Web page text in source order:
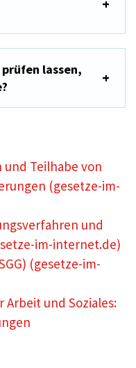
lassen,
und Teilhabe von
(gesetze-im-
und
im-internet.de)
(gesetze-im-
und Soziales: